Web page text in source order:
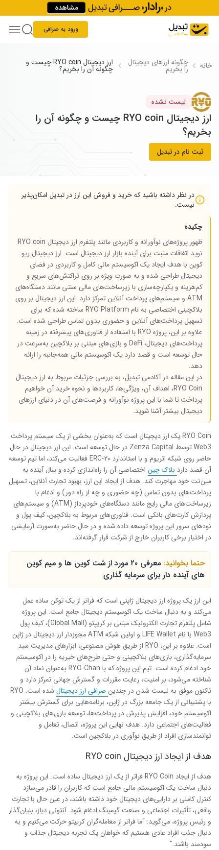
Skip to content
ورود به صرافی
خانه چگونه ارز‌های دیجیتال
را بخریم
ارز دیجیتال RYO coin چیست و
چگونه آن را بخریم؟
لیست نشده
ارز دیجیتال RYO coin چیست و چگونه آن را
بخریم؟
ثبت نام در تبدیل
در نظر داشته باشید که خرید و فروش این ارز در تبدیل امکان‌پذیر
نیست.
چکیده
ظهور پروژه‌های نوآورانه و کاربردی مانند پلتفرم ارز دیجیتال RYO coin
نوید اتفاقات مثبت برای آینده بازار ارز دیجیتال است. ارز دیجیتال ریو
کوین با هدف ایجاد یک اکوسیستم مالی کامل و کاربردی در فضای
دیجیتال طراحی شده و به صورت ‌ویژه بر روی تراکنش‌های سریع و
کم‌هزینه و یکپارچه‌سازی با زیرساخت‌های مالی سنتی مانند دستگاه‌های
ATM و سیستم‌های پرداخت آنلاین تمرکز دارد. این ارز دیجیتال بر روی
بلاکچینی اختصاصی به نام RYO Platform ساخته شده که برای
تسهیل پرداخت‌های آنلاین و حضوری بدون تماس طراحی شده است.
علاوه بر این، پروژه RYO با استفاده از فناوری‌های پیشرفته در زمینه
پرداخت‌های دیجیتال، DeFi و بازی‌های مبتنی بر بلاکچین به‌سرعت در
حال توسعه است و قصد دارد یک اکوسیستم مالی همه‌جانبه را ارائه
دهد.
در این مقاله در آکادمی تبدیل، به بررسی جزئیات مربوط به ارز دیجیتال
RYO Coin، اهداف آن، ویژگی‌ها، کاربردها و نحوه خرید آن خواهیم
پرداخت تا شما با این پروژه نوآورانه و فرصت‌های آن در دنیای ارزهای
دیجیتال بیشتر آشنا شوید.
RYO Coin یک ارز دیجیتال است که به‌عنوان بخشی از یک سیستم پرداخت
Web3 توسط Zenza Capital در حال توسعه است. این ارز دیجیتال در حال
حاضر روی شبکه اتریوم و با استاندارد ERC-۲۰ فعالیت می‌کند، اما تیم توسعه
آن قصد دارد بلاک چین اختصاصی آن را راه‌اندازی کرده و سال آینده به
مین‌نت خود مهاجرت کند. هدف از ایجاد این ارز، بهبود تجارت آنلاین، تسهیل
پرداخت‌های بدون تماس (چه حضوری و چه از راه دور) و ادغام با
زیرساخت‌های مالی رایج مانند دستگاه‌های خودپرداز (ATM) و سیستم‌های
پردازش کارت‌های بانکی است. فناوری‌های مربوط به بلاکچین، کیف پول و
نودهای سرور این پروژه توسعه داده شده‌ و در حال حاضر به‌صورت آزمایشی
در اختیار برخی کاربران خارج از شرکت قرار گرفته‌اند.
حتما بخوانید:
معرفی ۲۰ مورد از شت کوین ها و میم کوین
های آینده دار برای سرمایه گذاری
این ارز یک پروژه ارز دیجیتال ژاپنی است که فراتر از یک توکن ساده عمل
می‌کند و به دنبال ساخت یک اکوسیستم دیجیتال جامع است. این پروژه
شامل پلتفرم تجارت الکترونیک مبتنی بر کریپتو (Global Mall)، کیف پول
Web3 با نام LIFE Wallet و اولین شبکه ATM مجوزدار ارز دیجیتال در ژاپن
است. علاوه بر این، RYO از طریق هوش مصنوعی، ابزارهای مدیریت سبد
سرمایه‌گذاری، بازی‌های بلاکچینی و حتی طرح‌های خیریه را در اکوسیستم
خود ادغام کرده است. تیم این پروژه که با RYO-Chan به‌عنوان نماد آن
شناخته می‌شود، بر امنیت، رعایت مقررات و گسترش جهانی تمرکز دارد و
تاکنون موفق به لیست شدن در چندین صرافی ارز دیجیتال
شده است. RYO
با پشتیبانی از یک جامعه بزرگ در ژاپن، برنامه‌هایی برای گسترش بیشتر
اکوسیستم خود، افزایش پذیرش در پرداخت‌ها، توسعه بازی‌های بلاکچینی و
فعالیت‌های اجتماعی دارد. هدف نهایی این پروژه، اتصال، تعامل و
توانمندسازی افراد از طریق نوآوری در بلاکچین است.
هدف از ایجاد ارز دیجیتال RYO coin
هدف از ایجاد RYO Coin فراتر از یک ارز دیجیتال ساده است. این پروژه به
دنبال ساخت یک اکوسیستم مالی جامع است که کاربران را قادر می‌سازد
کنترل کاملی بر دارایی‌های دیجیتال خود داشته باشند، در عین حال با تجارت
واقعی، تأثیرات اجتماعی و صنعت گیمینگ ادغام شود. آنتونی دیاز، بنیان‌گذار
و رئیس پروژه، می‌گوید: “ما فراتر از معامله‌گران کریپتو حرکت می‌کنیم و به
دنبال جذب افراد عادی هستیم که خواهان یک تجربه دیجیتال جذاب و
سودمند باشند.”